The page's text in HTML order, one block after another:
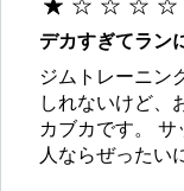
デカすぎてラン
ジムトレーニン
しれないけど、
カブカです。 サ
人ならぜったい